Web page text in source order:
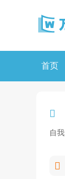
首页
自